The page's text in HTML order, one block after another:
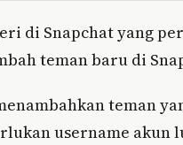
di Snapchat yang
teman baru di
teman
username akun